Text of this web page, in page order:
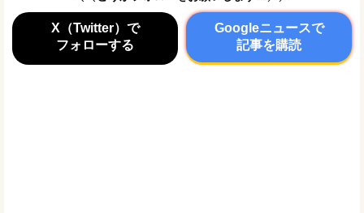
X（Twitter）で
フォローする
Googleニュースで
記事を購読